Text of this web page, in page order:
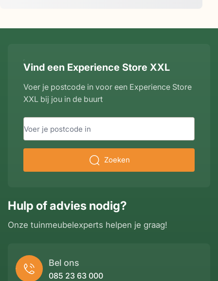
Hulp of advies nodig?
Onze tuinmeubelexperts helpen je graag!
Bel ons
085 23 63 000
Vind een Experience Store XXL
Voer je postcode in voor een Experience Store
XXL bij jou in de buurt
Zoeken